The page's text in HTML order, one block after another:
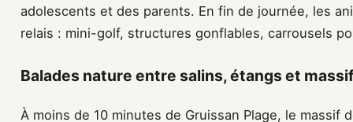
adolescents et des parents. En fin de journée, les
relais : mini-golf, structures gonflables, carrousels
Balades nature entre salins, étangs et
À moins de 10 minutes de Gruissan Plage, le massif